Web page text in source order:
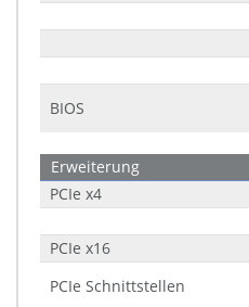
BIOS
Erweiterung
PCIe x4
PCIe x16
PCIe Schnittstellen